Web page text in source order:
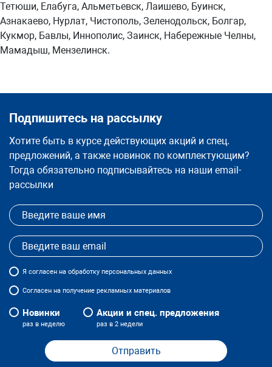
Тетюши, Елабуга, Альметьевск, Лаишево, Буинск,
Азнакаево, Нурлат, Чистополь, Зеленодольск, Болгар,
Кукмор, Бавлы, Иннополис, Заинск, Набережные Челны,
Мамадыш, Мензелинск.
Подпишитесь на рассылку
Хотите быть в курсе действующих акций и спец.
предложений, а также новинок по комплектующим?
Тогда обязательно подписывайтесь на наши email-
рассылки
Я согласен на обработку персональных данных
Согласен на получение рекламных материалов
Новинки
раз в неделю
Акции и спец. предложения
раз в 2 недели
Отправить